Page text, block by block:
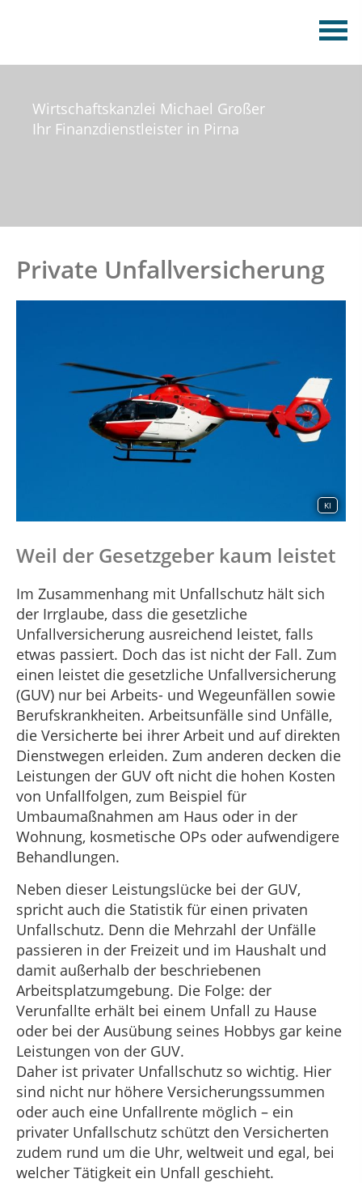
Wirtschaftskanzlei Michael Großer
Ihr Finanzdienstleister in Pirna
Private Unfallversicherung
KI
Weil der Gesetzgeber kaum leistet
Im Zusammenhang mit Unfallschutz hält sich
der Irrglaube, dass die gesetzliche
Unfallversicherung ausreichend leistet, falls
etwas passiert. Doch das ist nicht der Fall. Zum
einen leistet die gesetzliche Unfallversicherung
(GUV) nur bei Arbeits- und Wegeunfällen sowie
Berufskrankheiten. Arbeitsunfälle sind Unfälle,
die Versicherte bei ihrer Arbeit und auf direkten
Dienstwegen erleiden. Zum anderen decken die
Leistungen der GUV oft nicht die hohen Kosten
von Unfallfolgen, zum Beispiel für
Umbaumaßnahmen am Haus oder in der
Wohnung, kosmetische OPs oder aufwendigere
Behandlungen.
Neben dieser Leistungslücke bei der GUV,
spricht auch die Statistik für einen privaten
Unfallschutz. Denn die Mehrzahl der Unfälle
passieren in der Freizeit und im Haushalt und
damit außerhalb der beschriebenen
Arbeitsplatzumgebung. Die Folge: der
Verunfallte erhält bei einem Unfall zu Hause
oder bei der Ausübung seines Hobbys gar keine
Leistungen von der GUV.
Daher ist privater Unfallschutz so wichtig. Hier
sind nicht nur höhere Versicherungssummen
oder auch eine Unfallrente möglich – ein
privater Unfallschutz schützt den Versicherten
zudem rund um die Uhr, weltweit und egal, bei
welcher Tätigkeit ein Unfall geschieht.